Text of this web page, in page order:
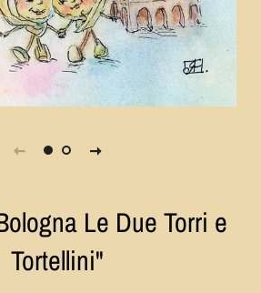
Le Due Torri e
Tortellini"